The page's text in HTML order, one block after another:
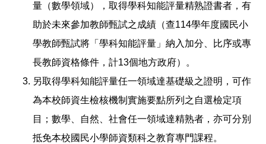
量（數學領域），取得學科知能評量精熟證書者，有
助於未來參加教師甄試之成績（查114學年度國民小
學教師甄試將「學科知能評量」納入加分、比序或專
長教師資格條件，計13個地方政府）。
另取得學科知能評量任一領域達基礎級之證明，可作
為本校師資生檢核機制實施要點所列之自選檢定項
目；數學、自然、社會任一領域達精熟者，亦可分別
抵免本校國民小學師資類科之教育專門課程。